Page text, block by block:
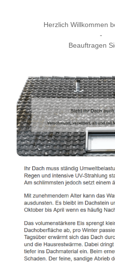
Herzlich Willkommen
-
Beauftragen